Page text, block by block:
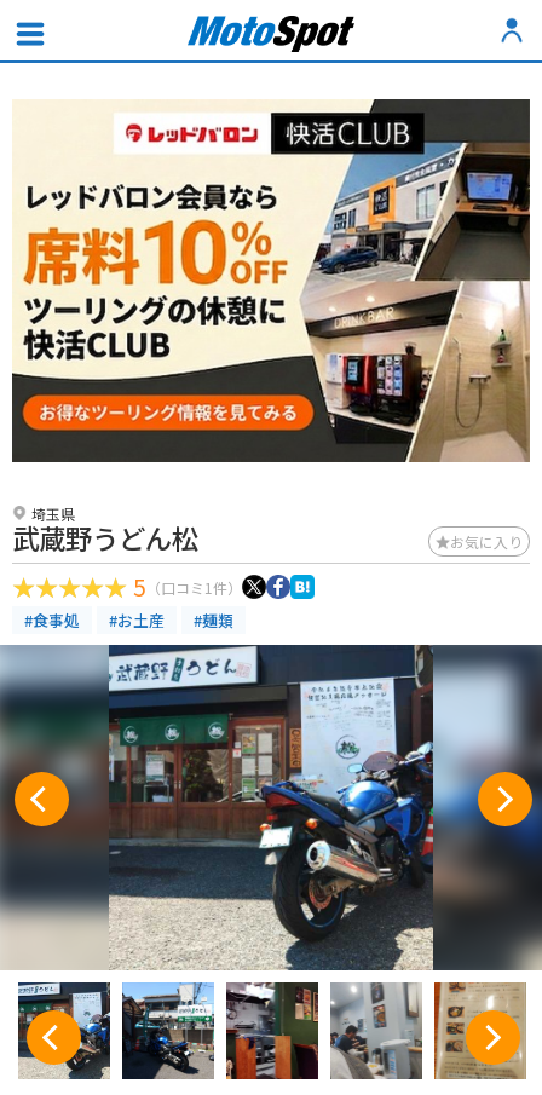
埼玉県
武蔵野うどん松 お気に入り
5 （口コミ1件）
#食事処 #お土産 #麺類